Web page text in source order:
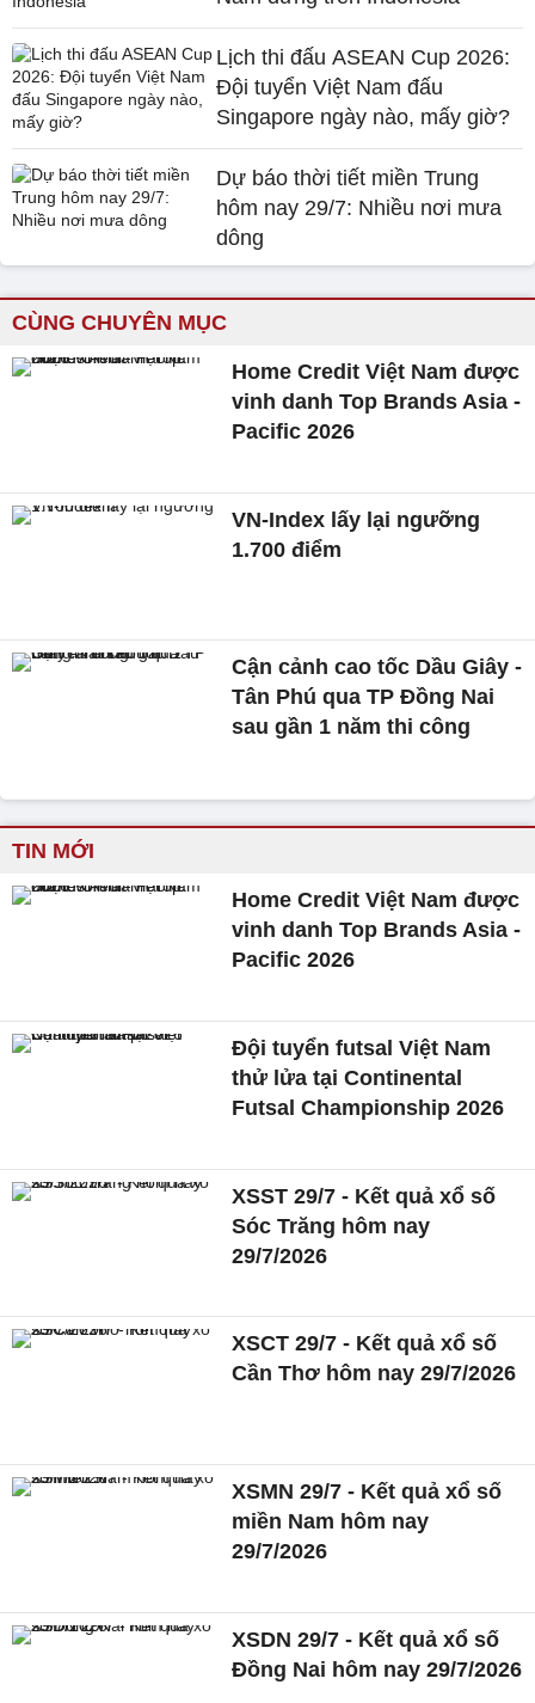
Lịch thi đấu ASEAN Cup 2026:
Đội tuyển Việt Nam đấu
Singapore ngày nào, mấy giờ?
Dự báo thời tiết miền Trung
hôm nay 29/7: Nhiều nơi mưa
dông
CÙNG CHUYÊN MỤC
Home Credit Việt Nam được
vinh danh Top Brands Asia -
Pacific 2026
VN-Index lấy lại ngưỡng
1.700 điểm
Cận cảnh cao tốc Dầu Giây -
Tân Phú qua TP Đồng Nai
sau gần 1 năm thi công
TIN MỚI
Home Credit Việt Nam được
vinh danh Top Brands Asia -
Pacific 2026
Đội tuyển futsal Việt Nam
thử lửa tại Continental
Futsal Championship 2026
XSST 29/7 - Kết quả xổ số
Sóc Trăng hôm nay
29/7/2026
XSCT 29/7 - Kết quả xổ số
Cần Thơ hôm nay 29/7/2026
XSMN 29/7 - Kết quả xổ số
miền Nam hôm nay
29/7/2026
XSDN 29/7 - Kết quả xổ số
Đồng Nai hôm nay 29/7/2026